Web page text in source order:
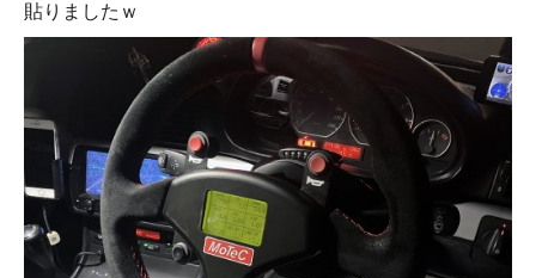
貼りましたｗ